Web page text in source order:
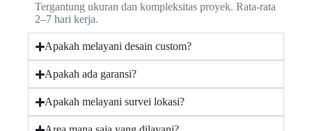
Tergantung ukuran dan kompleksitas proyek. Rata-rata
2–7 hari kerja.
Apakah melayani desain custom?
Apakah ada garansi?
Apakah melayani survei lokasi?